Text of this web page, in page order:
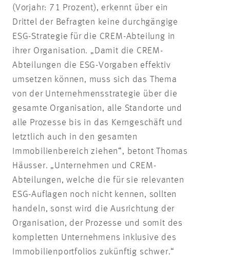
(Vorjahr: 71 Prozent), erkennt über ein
Drittel der Befragten keine durchgängige
ESG-Strategie für die CREM-Abteilung in
ihrer Organisation. „Damit die CREM-
Abteilungen die ESG-Vorgaben effektiv
umsetzen können, muss sich das Thema
von der Unternehmensstrategie über die
gesamte Organisation, alle Standorte und
alle Prozesse bis in das Kerngeschäft und
letztlich auch in den gesamten
Immobilienbereich ziehen“, betont Thomas
Häusser. „Unternehmen und CREM-
Abteilungen, welche die für sie relevanten
ESG-Auflagen noch nicht kennen, sollten
handeln, sonst wird die Ausrichtung der
Organisation, der Prozesse und somit des
kompletten Unternehmens inklusive des
Immobilienportfolios zukünftig schwer.“